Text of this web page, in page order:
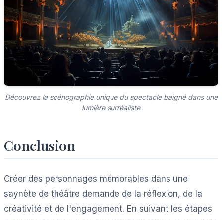
Découvrez la scénographie unique du spectacle baigné dans une
lumière surréaliste
Conclusion
Créer des personnages mémorables dans une
saynète de théâtre demande de la réflexion, de la
créativité et de l'engagement. En suivant les étapes